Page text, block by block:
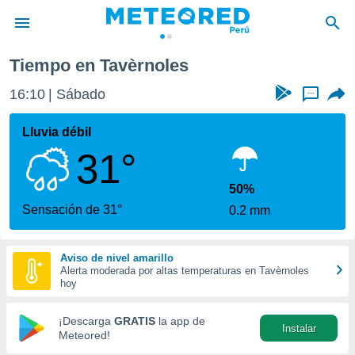
de
ha sido
para
que se
calidad.
a este
las
y
forma
digital
basada
Tiempo en Tavèrnoles
16:10 Sábado ...
Lluvia débil
31°
Sensación de 31°
50%
0.2 mm
Aviso de nivel amarillo
Alerta moderada por altas temperaturas en Tavèrnoles
hoy
¡Descarga GRATIS la app de
Meteored!
Instalar